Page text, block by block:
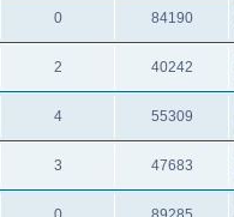
0 84190
2 40242
4 55309
3 47683